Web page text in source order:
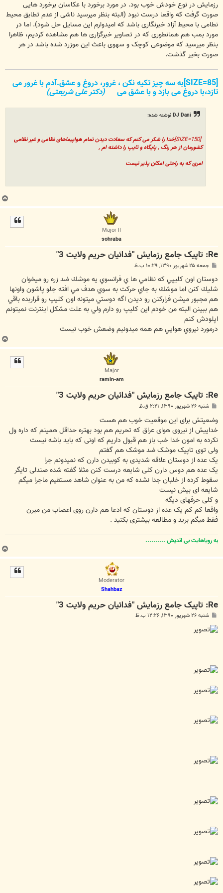
ت
رزمایش در نوع خودش خوب بود. در مورد برخورد با عکاسان برخورد هایی
صورت گرفت که واقعا درست نبود (البته بنظر میرسید ناشی از عدم تطابق محیط
نطامی با محیط آزاد خبرنگاری باشد که امیدوارم این مسایل حل شود). اما در
مورد بمب هم همانطوری که در تصاویر خبرگزاری ها هم مشاهده کردیم، ظاهرا
بنظر میرسید که موضوعی کوچک و سهوی باعث این موزرد شده باشد در هر
صورت بخیر گذشت.
[SIZE=85]به سه چیز تکیه نکن ، غرور، دروغ و عشق.آدم با غرور می
تازد،با دروغ می بازد و با عشق می (دکتر علی شریعتی)
DJ Dani نوشته شده:
[SIZE=150]
خدا را شکر می کنم که سعادت دیدن تمام هواپیماهای نظامی و غیر نظامی
کشورمان از هر رنگ , پایگاه و تایپ را داشته ام ,
امری که به راحتی امکان پذیر نیست
Major II
sohraba
Re: تاپیک جامع رزمايش "فدائيان حريم ولايت 3"
ت
جمعه ۲۵ شهریور ۱۳۹۰, ۱۰:۲۹ ب.ظ
دوستان اون كليپي كه نظامي ها ي فرانسوي يه موشك ضد زره رو ميخوان
شليك كنن اما موشك به جاي حركت به سوي هدف مي افته جلو پاشون واونها
هم مجبور ميشن فراركنن رو ديدن اگه دوستي ميتونه اون كليپ رو قراربده باقي
هم ببينن البته من خودم اين كليپ رو دارم ولي به علت مشكل اينترنت نميتونم
اپلودش كنم
درمورد نيروي هوايي هم همه ميدونيم وضعش خوب نيست
Major
ramin-am
Re: تاپیک جامع رزمايش "فدائيان حريم ولايت 3"
ت
شنبه ۲۶ شهریور ۱۳۹۰, ۲:۲۱ ق.ظ
وضعیتش برای این موقعیت خوب هم هست
خداییش از نیروی هوای عراق که تحریم هم بود بهتره حداقل همینم که داره ول
نکرده به امون خدا خب باز هم قبول داریم که اونی که باید باشه نیست
ولی توی تاپیک موشک ضد موشک هم گفتم
یک عده از دوستان علاقه شدیدی به کوبیدن دارن که نمیدونم جرا
یک عده هم دوس دارن کلی شایعه درست کنن مثلا گفته شده صندلی تایگر
سقوط کرده از خلبان جدا نشده که من به عنوان شاهد مستقیم ماجرا میگم
شایعه ای بیش نیست
و کلی حرفهای دیگه
واقعا کم کم یک عده از دوستان که ادعا هم دارن روی اعصاب من میرن
فقط میگم برید و مطالعه بیشتری بکنید .
به رویاهایت بی اندیش ..........
Moderator
Shahbaz
Re: تاپیک جامع رزمايش "فدائيان حريم ولايت 3"
ت
شنبه ۲۶ شهریور ۱۳۹۰, ۱۲:۲۶ ب.ظ